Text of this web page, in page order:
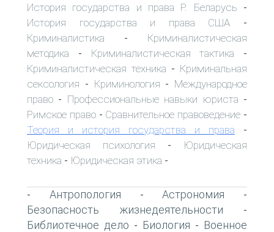
История государства и права Р. Беларусь -
История государства и права США -
Криминалистика - Криминалистическая
методика - Криминалистическая тактика -
Криминалистическая техника - Криминальная
сексология - Криминология - Международное
право - Профессиональные навыки юриста -
Римское право- Сравнительное правоведение -
Теория и история государства и права -
Юридическая психология -
Юридическая
техника - Юридическая этика -
- Антропология -Астрономия -
Безопасность жизнедеятельности -
Библиотечное дело - Биология - Военное